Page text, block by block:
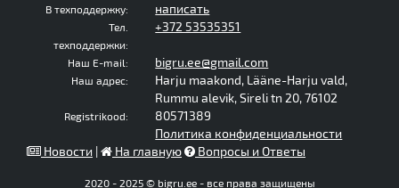
В техподдержку: написать
Тел.
техподдержки:
+372 53535351
Наш E-mail: bigru.ee@gmail.com
Наш адрес:
Harju maakond, Lääne-Harju vald,
Rummu alevik, Sireli tn 20, 76102
Registrikood:
80571389
Политика конфиденциальности
Новости
На главную Вопросы и Ответы
2020 - 2025 © bigru.ee - все права защищены